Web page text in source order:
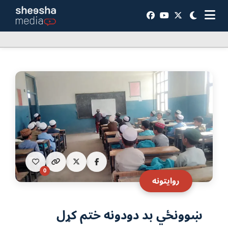
روایتونه
0
ښوونځي بد دودونه ختم کړل